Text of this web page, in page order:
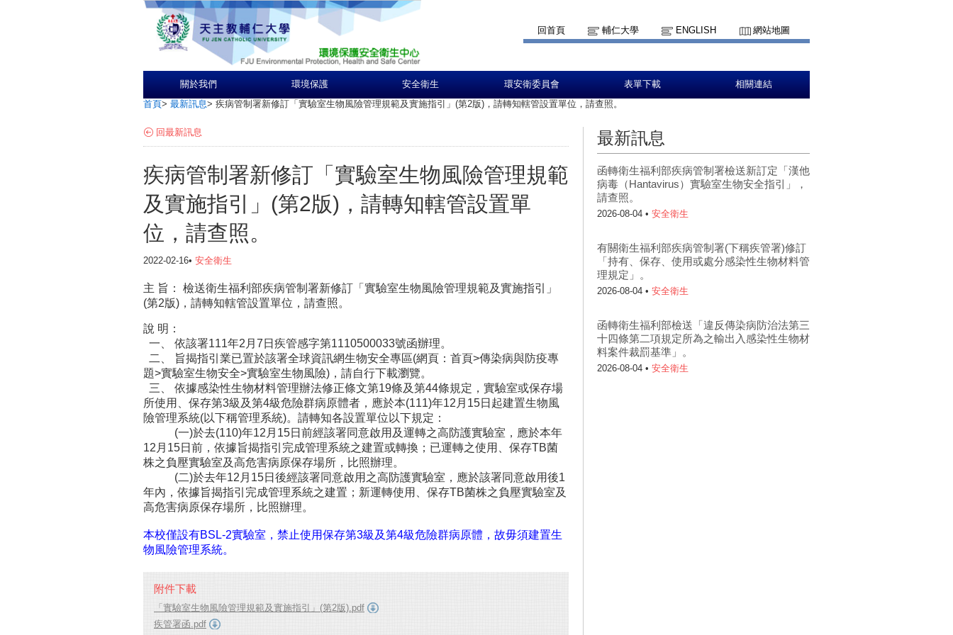
回首頁 輔仁大學 ENGLISH 網站地圖
關於我們 環境保護 安全衛生 環安衛委員會 表單下載 相關連結
首頁> 最新訊息> 疾病管制署新修訂「實驗室生物風險管理規範及實施指引」(第2版)，請轉知轄管設置單位，請查照。
回最新訊息
疾病管制署新修訂「實驗室生物風險管理規範
及實施指引」(第2版)，請轉知轄管設置單
位，請查照。
2022-02-16• 安全衛生
主 旨： 檢送衛生福利部疾病管制署新修訂「實驗室生物風險管理規範及實施指引」
(第2版)，請轉知轄管設置單位，請查照。
說 明：
一、 依該署111年2月7日疾管感字第1110500033號函辦理。
二、 旨揭指引業已置於該署全球資訊網生物安全專區(網頁：首頁>傳染病與防疫專
題>實驗室生物安全>實驗室生物風險)，請自行下載瀏覽。
三、 依據感染性生物材料管理辦法修正條文第19條及第44條規定，實驗室或保存場
所使用、保存第3級及第4級危險群病原體者，應於本(111)年12月15日起建置生物風
險管理系統(以下稱管理系統)。請轉知各設置單位以下規定：
(一)於去(110)年12月15日前經該署同意啟用及運轉之高防護實驗室，應於本年
12月15日前，依據旨揭指引完成管理系統之建置或轉換；已運轉之使用、保存TB菌
株之負壓實驗室及高危害病原保存場所，比照辦理。
(二)於去年12月15日後經該署同意啟用之高防護實驗室，應於該署同意啟用後1
年內，依據旨揭指引完成管理系統之建置；新運轉使用、保存TB菌株之負壓實驗室及
高危害病原保存場所，比照辦理。
本校僅設有BSL-2實驗室，禁止使用保存第3級及第4級危險群病原體，故毋須建置生
物風險管理系統。
附件下載
「實驗室生物風險管理規範及實施指引」(第2版).pdf
疾管署函.pdf
最新訊息
函轉衛生福利部疾病管制署檢送新訂定「漢他
病毒（Hantavirus）實驗室生物安全指引」，
請查照。
2026-08-04 • 安全衛生
有關衛生福利部疾病管制署(下稱疾管署)修訂
「持有、保存、使用或處分感染性生物材料管
理規定」。
2026-08-04 • 安全衛生
函轉衛生福利部檢送「違反傳染病防治法第三
十四條第二項規定所為之輸出入感染性生物材
料案件裁罰基準」。
2026-08-04 • 安全衛生